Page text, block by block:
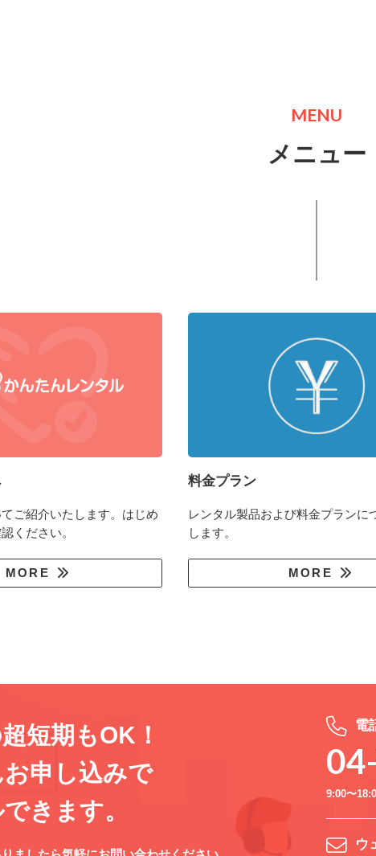
MENU
メニュー
ご紹介いたします。はじめ
ください。
MORE
料金プラン
レンタル製品および料金プランに
します。
MORE
短期もOK！
申し込みで
きます。
電
9:00〜
ウ